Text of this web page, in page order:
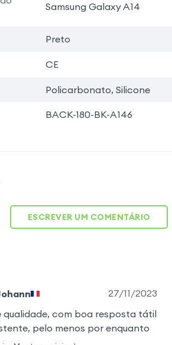
Samsung Galaxy A14
Preto
CE
Policarbonato, Silicone
BACK-180-BK-A146
ESCREVER UM COMENTÁRIO
27/11/2023
qualidade, com boa resposta tátil
pelo menos por enquanto